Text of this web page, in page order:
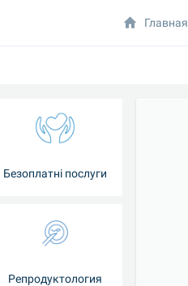
Безоплатні послуги
Репродуктология
Главная